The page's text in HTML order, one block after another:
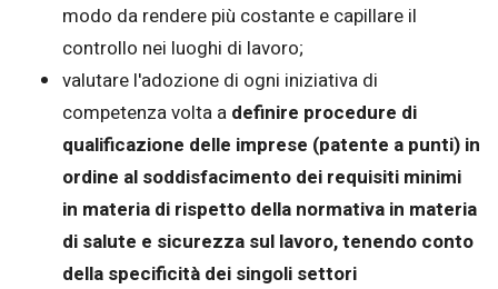
modo da rendere più costante e capillare il
controllo nei luoghi di lavoro;
valutare l'adozione di ogni iniziativa di
competenza volta a definire procedure di
qualificazione delle imprese (patente a punti) in
ordine al soddisfacimento dei requisiti minimi
in materia di rispetto della normativa in materia
di salute e sicurezza sul lavoro, tenendo conto
della specificità dei singoli settori